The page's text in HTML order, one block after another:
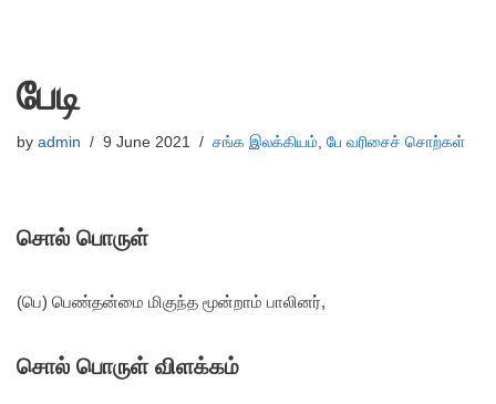
பேடி
by admin 9 June 2021 சங்க இலக்கியம், பே வரிசைச் சொற்கள்
சொல் பொருள்
(பெ) பெண்தன்மை மிகுந்த மூன்றாம் பாலினர்,
சொல் பொருள் விளக்கம்